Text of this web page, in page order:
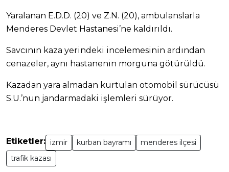
Yaralanan E.D.D. (20) ve Z.N. (20), ambulanslarla
Menderes Devlet Hastanesi’ne kaldırıldı.
Savcının kaza yerindeki incelemesinin ardından
cenazeler, aynı hastanenin morguna götürüldü.
Kazadan yara almadan kurtulan otomobil sürücüsü
S.U.’nun jandarmadaki işlemleri sürüyor.
Etiketler: izmir kurban bayramı
menderes ilçesi
trafik kazası